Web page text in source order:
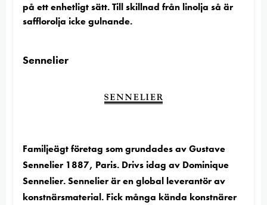
på ett enhetligt sätt. Till skillnad från linolja så är
safflorolja icke gulnande.
Sennelier
Familjeägt företag som grundades av Gustave
Sennelier 1887, Paris. Drivs idag av Dominique
Sennelier. Sennelier är en global leverantör av
konstnärsmaterial. Fick många kända konstnärer